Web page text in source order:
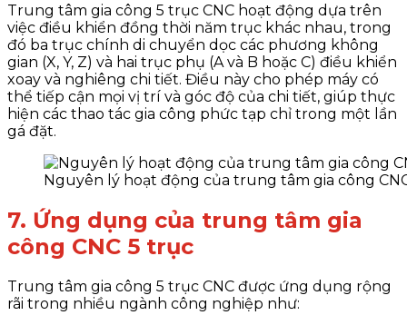
Trung tâm gia công 5 trục CNC hoạt động dựa trên
việc điều khiển đồng thời năm trục khác nhau, trong
đó ba trục chính di chuyển dọc các phương không
gian (X, Y, Z) và hai trục phụ (A và B hoặc C) điều khiển
xoay và nghiêng chi tiết. Điều này cho phép máy có
thể tiếp cận mọi vị trí và góc độ của chi tiết, giúp thực
hiện các thao tác gia công phức tạp chỉ trong một lần
gá đặt.
Nguyên lý hoạt động của trung tâm gia công
7. Ứng dụng của trung tâm gia
công CNC 5 trục
Trung tâm gia công 5 trục CNC được ứng dụng rộng
rãi trong nhiều ngành công nghiệp như: